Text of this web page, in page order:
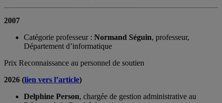
2007
Catégorie professeur : Normand Séguin, professeur,
Département d’informatique
Prix Reconnaissance au personnel de soutien
2026 (lien vers l’article)
Delphine Person, chargée de gestion administrative au